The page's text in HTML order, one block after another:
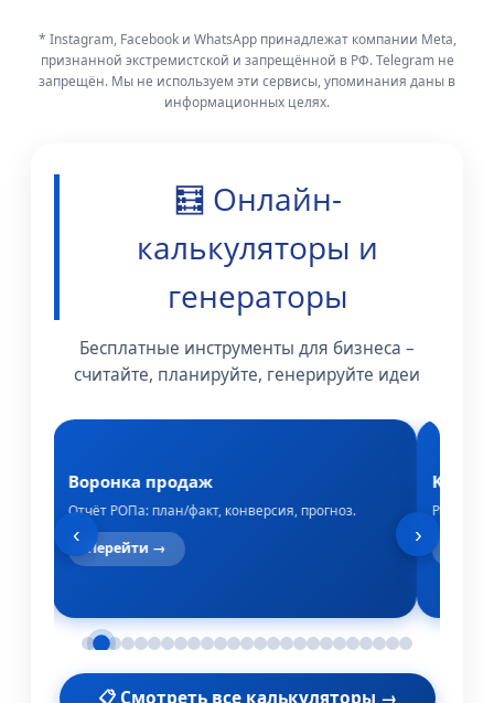
* Instagram, Facebook и WhatsApp принадлежат компании Meta,
признанной экстремистской и запрещённой в РФ. Telegram не
запрещён. Мы не используем эти сервисы, упоминания даны в
информационных целях.
🧮 Онлайн-
калькуляторы и
генераторы
Бесплатные инструменты для бизнеса –
считайте, планируйте, генерируйте идеи
Воронка продаж
Отчёт РОПа: план/факт, конверсия, прогноз.
Перейти →
KPI
Расчёт
‹ ›
📋 Смотреть все калькуляторы →